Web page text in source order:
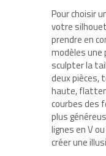
Pour choisir
votre
prendre en
modèles une
sculpter la
deux pièces,
haute,
courbes des
plus
lignes en V
créer une